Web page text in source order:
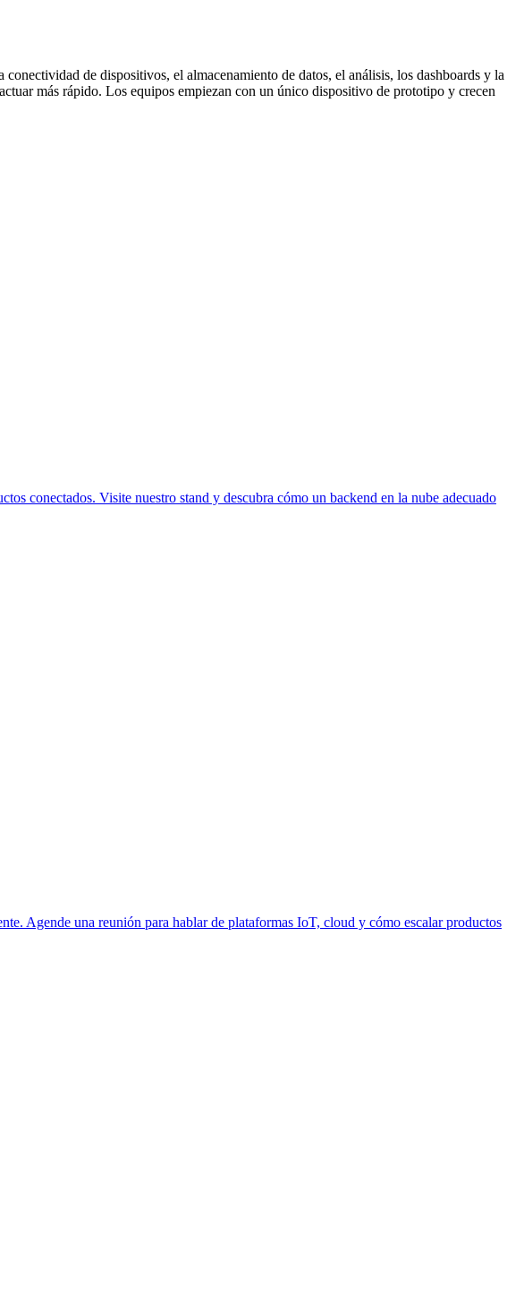
de dispositivos, el almacenamiento de datos, el análisis, los dashboards y la
más rápido. Los equipos empiezan con un único dispositivo de prototipo y crecen
conectados. Visite nuestro stand y descubra cómo un backend en la nube adecuado
Agende una reunión para hablar de plataformas IoT, cloud y cómo escalar productos